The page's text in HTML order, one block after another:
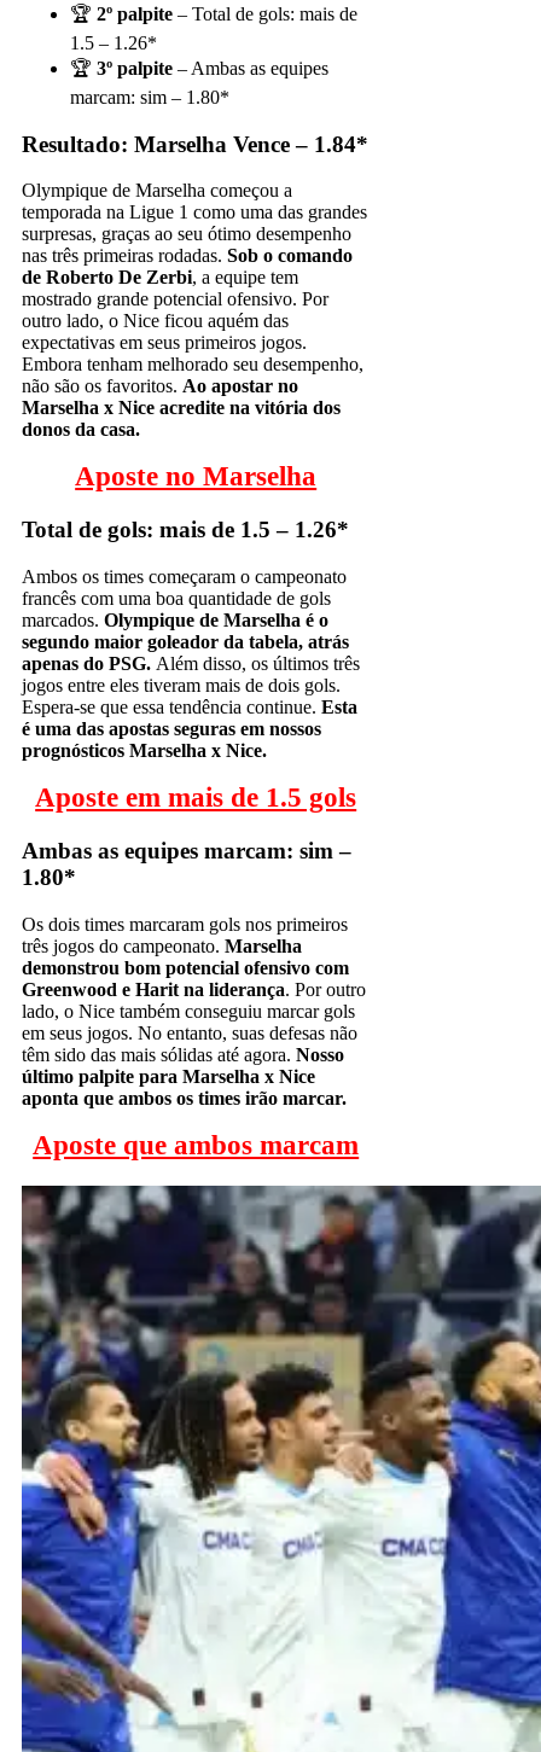
🏆 2º palpite – Total de gols: mais de
1.5 – 1.26*
🏆 3º palpite – Ambas as equipes
marcam: sim – 1.80*
Resultado: Marselha Vence – 1.84*
Olympique de Marselha começou a
temporada na Ligue 1 como uma das grandes
surpresas, graças ao seu ótimo desempenho
nas três primeiras rodadas. Sob o comando
de Roberto De Zerbi, a equipe tem
mostrado grande potencial ofensivo. Por
outro lado, o Nice ficou aquém das
expectativas em seus primeiros jogos.
Embora tenham melhorado seu desempenho,
não são os favoritos. Ao apostar no
Marselha x Nice acredite na vitória dos
donos da casa.
Aposte no Marselha
Total de gols: mais de 1.5 – 1.26*
Ambos os times começaram o campeonato
francês com uma boa quantidade de gols
marcados. Olympique de Marselha é o
segundo maior goleador da tabela, atrás
apenas do PSG. Além disso, os últimos três
jogos entre eles tiveram mais de dois gols.
Espera-se que essa tendência continue. Esta
é uma das apostas seguras em nossos
prognósticos Marselha x Nice.
Aposte em mais de 1.5 gols
Ambas as equipes marcam: sim –
1.80*
Os dois times marcaram gols nos primeiros
três jogos do campeonato. Marselha
demonstrou bom potencial ofensivo com
Greenwood e Harit na liderança. Por outro
lado, o Nice também conseguiu marcar gols
em seus jogos. No entanto, suas defesas não
têm sido das mais sólidas até agora. Nosso
último palpite para Marselha x Nice
aponta que ambos os times irão marcar.
Aposte que ambos marcam